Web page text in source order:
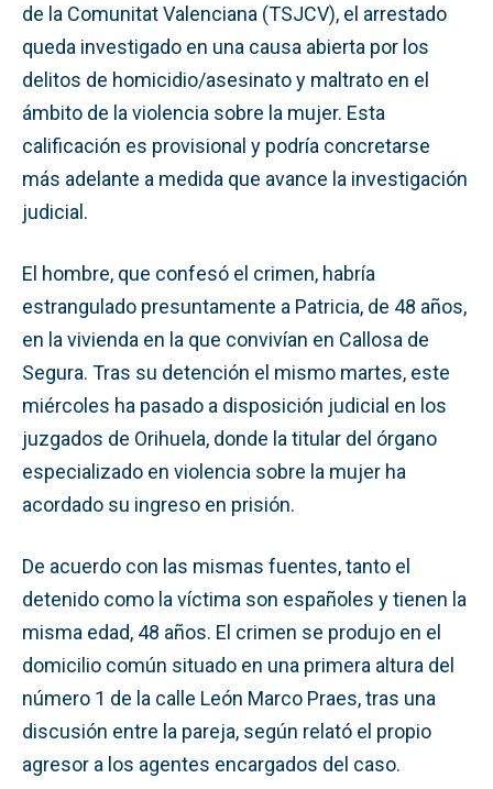
de la Comunitat Valenciana (TSJCV), el arrestado
queda investigado en una causa abierta por los
delitos de homicidio/asesinato y maltrato en el
ámbito de la violencia sobre la mujer. Esta
calificación es provisional y podría concretarse
más adelante a medida que avance la investigación
judicial.
El hombre, que confesó el crimen, habría
estrangulado presuntamente a Patricia, de 48 años,
en la vivienda en la que convivían en Callosa de
Segura. Tras su detención el mismo martes, este
miércoles ha pasado a disposición judicial en los
juzgados de Orihuela, donde la titular del órgano
especializado en violencia sobre la mujer ha
acordado su ingreso en prisión.
De acuerdo con las mismas fuentes, tanto el
detenido como la víctima son españoles y tienen la
misma edad, 48 años. El crimen se produjo en el
domicilio común situado en una primera altura del
número 1 de la calle León Marco Praes, tras una
discusión entre la pareja, según relató el propio
agresor a los agentes encargados del caso.